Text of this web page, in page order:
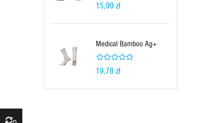
15,99 zł
Medical Bamboo Ag+
19,78 zł